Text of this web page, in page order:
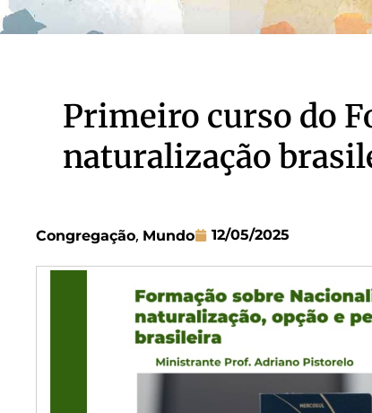
Primeiro curso do
naturalização
Congregação, Mundo 12/05/2025